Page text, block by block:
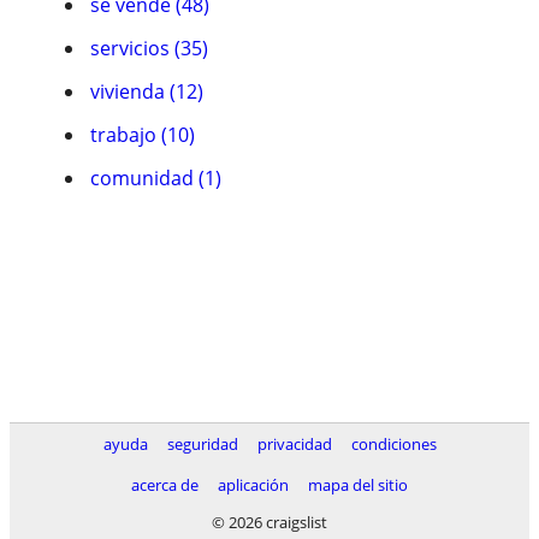
servicios (35)
vivienda (12)
trabajo (10)
comunidad (1)
ayuda seguridad privacidad
condiciones
acerca de
aplicación
mapa del sitio
© 2026 craigslist